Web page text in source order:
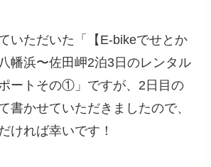
いただいた「【E-bikeでせとか
幡浜〜佐田岬2泊3日のレンタル
ートその①」ですが、2日目の
書かせていただきましたので、
ければ幸いです！